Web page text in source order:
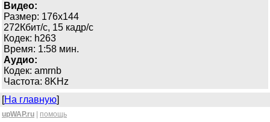
Видео:
Размер: 176x144
272Кбит/с, 15 кадр/с
Кодек: h263
Время: 1:58 мин.
Аудио:
Кодек: amrnb
Частота: 8KHz
[На главную]
upWAP.ru помощь